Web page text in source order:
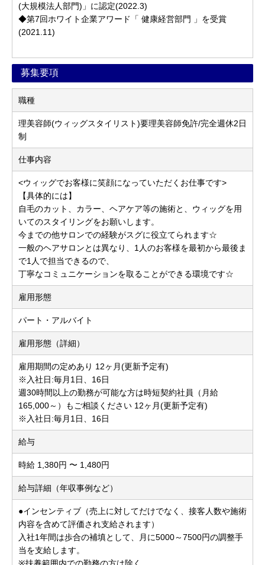
(大規模法人部門)」に認定(2022.3)
◆第7回ホワイト企業アワード「 健康経営部門 」を受賞
(2021.11)
募集要項
職種
理美容師(ウィッグスタイリスト)要理美容師免許/完全週休2日
制
仕事内容
<ウィッグでお客様に笑顔になっていただくお仕事です>
【具体的には】
自毛のカット、カラー、ヘアケア等の施術と、ウィッグを用
いてのスタイリングをお願いします。
今までの他サロンでの経験がスグに役立てられます☆
一般のヘアサロンとは異なり、1人のお客様を最初から最後ま
で1人で担当できるので、
丁寧なコミュニケーションを取ることができる環境です☆
雇用形態
パート・アルバイト
雇用形態（詳細）
雇用期間の定めあり 12ヶ月(更新予定有)
※入社日:毎月1日、16日
週30時間以上の勤務が可能な方は時短契約社員（月給
165,000～）もご相談ください 12ヶ月(更新予定有)
※入社日:毎月1日、16日
給与
時給 1,380円 〜 1,480円
給与詳細（年収事例など）
●インセンティブ（売上に対してだけでなく、接客人数や施術
内容を含めて評価され支給されます）
入社1年間は歩合の補填として、月に5000～7500円の調整手
当を支給します。